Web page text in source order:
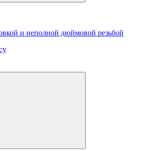
и неполной дюймовой резьбой